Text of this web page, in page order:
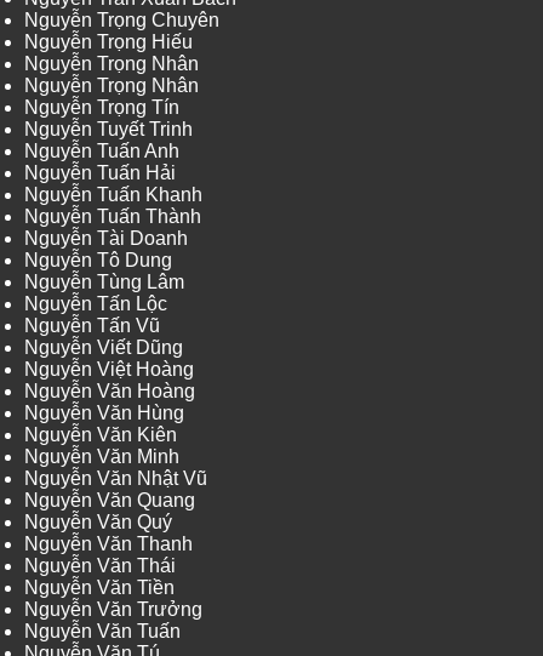
Nguyễn Trọng Chuyên
Nguyễn Trọng Hiếu
Nguyễn Trọng Nhân
Nguyễn Trọng Nhân
Nguyễn Trọng Tín
Nguyễn Tuyết Trinh
Nguyễn Tuấn Anh
Nguyễn Tuấn Hải
Nguyễn Tuấn Khanh
Nguyễn Tuấn Thành
Nguyễn Tài Doanh
Nguyễn Tô Dung
Nguyễn Tùng Lâm
Nguyễn Tấn Lộc
Nguyễn Tấn Vũ
Nguyễn Viết Dũng
Nguyễn Việt Hoàng
Nguyễn Văn Hoàng
Nguyễn Văn Hùng
Nguyễn Văn Kiên
Nguyễn Văn Minh
Nguyễn Văn Nhật Vũ
Nguyễn Văn Quang
Nguyễn Văn Quý
Nguyễn Văn Thanh
Nguyễn Văn Thái
Nguyễn Văn Tiền
Nguyễn Văn Trưởng
Nguyễn Văn Tuấn